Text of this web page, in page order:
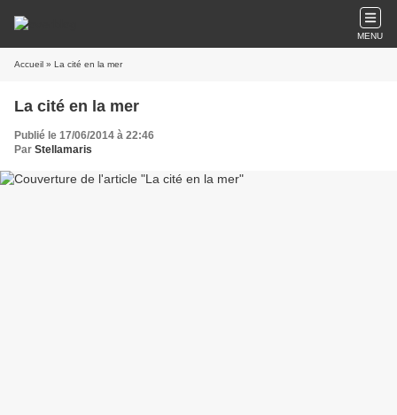
MENU
Accueil » La cité en la mer
La cité en la mer
Publié le 17/06/2014 à 22:46
Par Stellamaris